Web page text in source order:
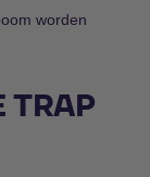
worden
TRAP